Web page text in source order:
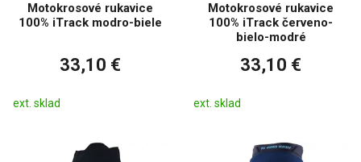
Motokrosové rukavice
100% iTrack modro-biele
33,10 €
ext. sklad
Motokrosové rukavice
100% iTrack červeno-
bielo-modré
33,10 €
ext. sklad